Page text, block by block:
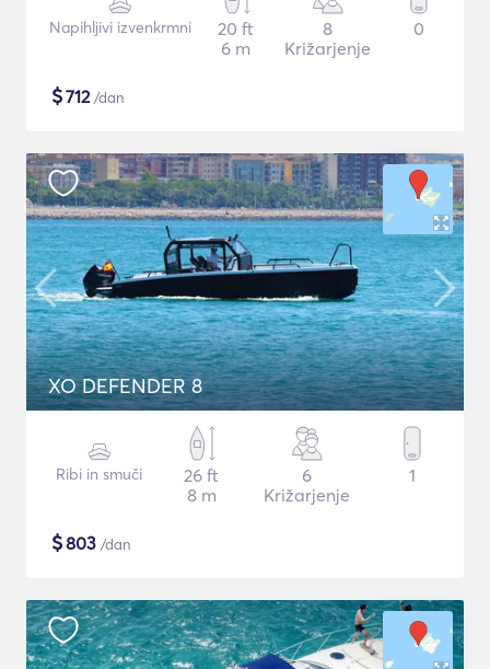
Napihljivi izvenkrmni
20 ft
6 m
8
Križarjenje
0
$712/dan
XO DEFENDER 8
Ribi in smuči
26 ft
8 m
6
Križarjenje
1
$803 /dan